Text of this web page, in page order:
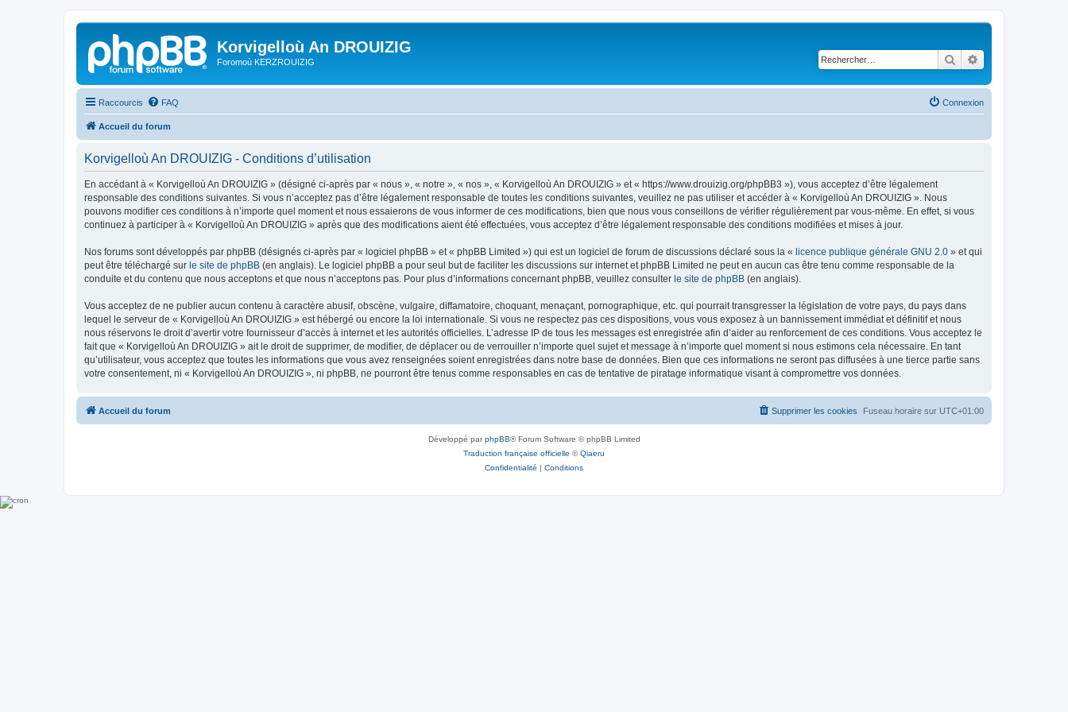
Korvigelloù An DROUIZIG
Foromoù KERZROUIZIG Rechercher
Raccourcis FAQ Connexion
Accueil du forum
Korvigelloù An DROUIZIG - Conditions d’utilisation
En accédant à « Korvigelloù An DROUIZIG » (désigné ci-après par « nous », « notre », « nos », « Korvigelloù An DROUIZIG » et « https://www.drouizig.org/phpBB3 »), vous acceptez d’être légalement
responsable des conditions suivantes. Si vous n’acceptez pas d’être légalement responsable de toutes les conditions suivantes, veuillez ne pas utiliser et accéder à « Korvigelloù An DROUIZIG ». Nous
pouvons modifier ces conditions à n’importe quel moment et nous essaierons de vous informer de ces modifications, bien que nous vous conseillons de vérifier régulièrement par vous-même. En effet, si vous
continuez à participer à « Korvigelloù An DROUIZIG » après que des modifications aient été effectuées, vous acceptez d’être légalement responsable des conditions modifiées et mises à jour.
Nos forums sont développés par phpBB (désignés ci-après par « logiciel phpBB » et « phpBB Limited ») qui est un logiciel de forum de discussions déclaré sous la « licence publique générale GNU 2.0 » et qui
peut être téléchargé sur le site de phpBB (en anglais). Le logiciel phpBB a pour seul but de faciliter les discussions sur internet et phpBB Limited ne peut en aucun cas être tenu comme responsable de la
conduite et du contenu que nous acceptons et que nous n’acceptons pas. Pour plus d’informations concernant phpBB, veuillez consulter le site de phpBB (en anglais).
Vous acceptez de ne publier aucun contenu à caractère abusif, obscène, vulgaire, diffamatoire, choquant, menaçant, pornographique, etc. qui pourrait transgresser la législation de votre pays, du pays dans
lequel le serveur de « Korvigelloù An DROUIZIG » est hébergé ou encore la loi internationale. Si vous ne respectez pas ces dispositions, vous vous exposez à un bannissement immédiat et définitif et nous
nous réservons le droit d’avertir votre fournisseur d’accès à internet et les autorités officielles. L’adresse IP de tous les messages est enregistrée afin d’aider au renforcement de ces conditions. Vous acceptez le
fait que « Korvigelloù An DROUIZIG » ait le droit de supprimer, de modifier, de déplacer ou de verrouiller n’importe quel sujet et message à n’importe quel moment si nous estimons cela nécessaire. En tant
qu’utilisateur, vous acceptez que toutes les informations que vous avez renseignées soient enregistrées dans notre base de données. Bien que ces informations ne seront pas diffusées à une tierce partie sans
votre consentement, ni « Korvigelloù An DROUIZIG », ni phpBB, ne pourront être tenus comme responsables en cas de tentative de piratage informatique visant à compromettre vos données.
Accueil du forum Fuseau horaire sur UTC+01:00
Supprimer les cookies
Développé parphpBB® Forum Software © phpBB Limited
Traduction française officielle ©Qiaeru
Confidentialité | Conditions